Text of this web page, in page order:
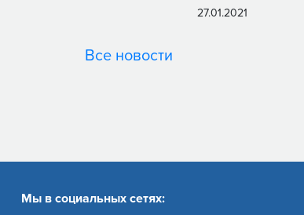
27.01.2021
Все новости
Мы в социальных сетях: